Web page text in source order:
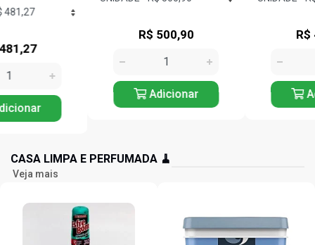
Adicionar Adicionar
CASA LIMPA E PERFUMADA 🧹
Veja mais